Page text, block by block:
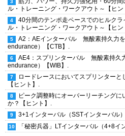
ル・トレーニング・ワークアウト～【ヒン
40分間のテンポ走ペースでのヒルク
ル・トレーニング・ワークアウト～【ヒン
A2：AEインターバル 無酸素持久力
endurance）【CTB】.
AE4：スプリンターバル 無酸素持久
endurance）【WIB】.
ロードレースにおいてスプリンターと
【ヒント】.
ピーク調整時にオーバーリーチング
か？【ヒント】.
3+1インターバル（SSTインターバル
「秘密兵器」LTインターバル（4+8イ